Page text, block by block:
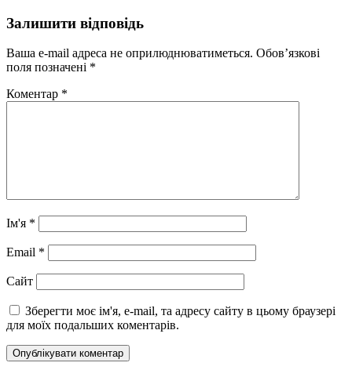
Залишити відповідь
Ваша e-mail адреса не оприлюднюватиметься. Обов’язкові
поля позначені *
Коментар *
Ім'я *
Email *
Сайт
Зберегти моє ім'я, e-mail, та адресу сайту в цьому браузері
для моїх подальших коментарів.